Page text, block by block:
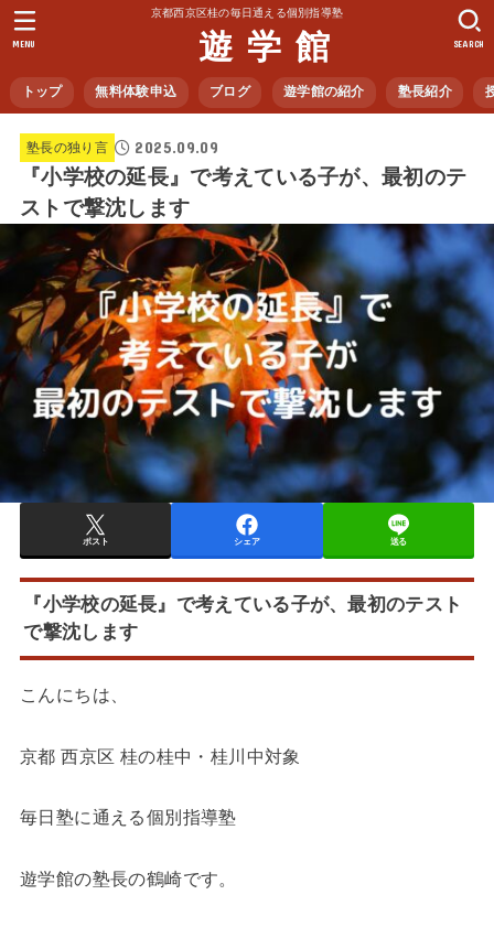
京都西京区桂の毎日通える個別指導塾
遊 学 館
トップ 無料体験申込 ブログ 遊学館の紹介 塾長紹介
SEARCH
MENU
塾長の独り言 2025.09.09
『小学校の延長』で考えている子が、最初のテ
ストで撃沈します
ポスト シェア 送る
『小学校の延長』で考えている子が、最初のテスト
で撃沈します
こんにちは、
京都 西京区 桂の桂中・桂川中対象
毎日塾に通える個別指導塾
遊学館の塾長の鶴崎です。